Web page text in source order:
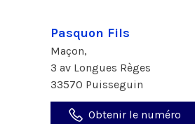
Pasquon Fils
Maçon,
3 av Longues Règes
33570 Puisseguin
Obtenir le numéro